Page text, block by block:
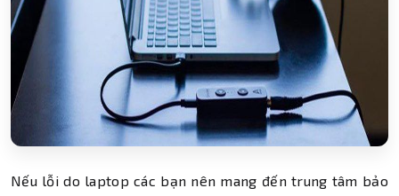
Nếu lỗi do laptop các bạn nên mang đến trung tâm bảo